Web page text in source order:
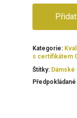
Kategorie:
s certifikátem
Štítky: Dámské